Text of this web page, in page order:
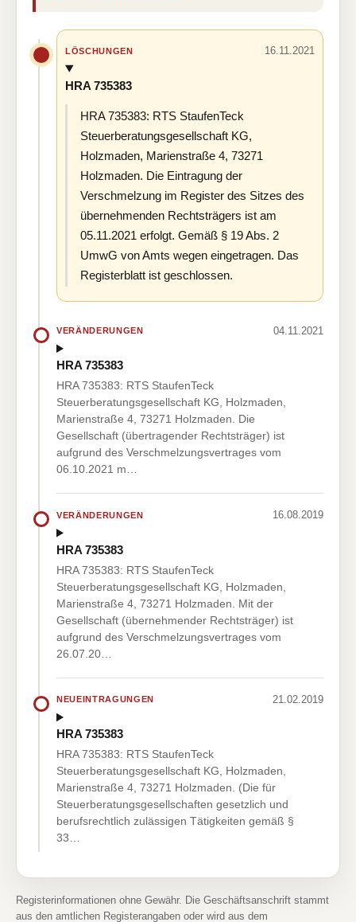
LÖSCHUNGEN 16.11.2021
HRA 735383
HRA 735383: RTS StaufenTeck
Steuerberatungsgesellschaft KG,
Holzmaden, Marienstraße 4, 73271
Holzmaden. Die Eintragung der
Verschmelzung im Register des Sitzes des
übernehmenden Rechtsträgers ist am
05.11.2021 erfolgt. Gemäß § 19 Abs. 2
UmwG von Amts wegen eingetragen. Das
Registerblatt ist geschlossen.
VERÄNDERUNGEN 04.11.2021
HRA 735383
HRA 735383: RTS StaufenTeck
Steuerberatungsgesellschaft KG, Holzmaden,
Marienstraße 4, 73271 Holzmaden. Die
Gesellschaft (übertragender Rechtsträger) ist
aufgrund des Verschmelzungsvertrages vom
06.10.2021 m…
VERÄNDERUNGEN 16.08.2019
HRA 735383
HRA 735383: RTS StaufenTeck
Steuerberatungsgesellschaft KG, Holzmaden,
Marienstraße 4, 73271 Holzmaden. Mit der
Gesellschaft (übernehmender Rechtsträger) ist
aufgrund des Verschmelzungsvertrages vom
26.07.20…
NEUEINTRAGUNGEN 21.02.2019
HRA 735383
HRA 735383: RTS StaufenTeck
Steuerberatungsgesellschaft KG, Holzmaden,
Marienstraße 4, 73271 Holzmaden. (Die für
Steuerberatungsgesellschaften gesetzlich und
berufsrechtlich zulässigen Tätigkeiten gemäß §
33…
Registerinformationen ohne Gewähr. Die Geschäftsanschrift stammt
aus den amtlichen Registerangaben oder wird aus dem